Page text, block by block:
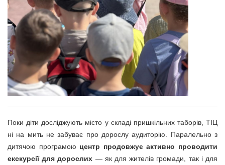
Поки діти досліджують місто у складі пришкільних таборів, ТІЦ
ні на мить не забуває про дорослу аудиторію. Паралельно з
дитячою програмою центр продовжує активно проводити
екскурсії для дорослих — як для жителів громади, так і для